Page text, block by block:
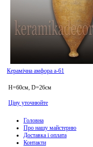
Керамічна амфора а-61
H=60см, D=26см
Ціну уточнюйте
Головна
Про нашу майстерню
Доставка і оплата
Контакти